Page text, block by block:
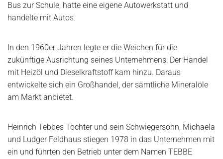
Bus zur Schule, hatte eine eigene Autowerkstatt und
handelte mit Autos.
In den 1960er Jahren legte er die Weichen für die
zukünftige Ausrichtung seines Unternehmens: Der Handel
mit Heizöl und Dieselkraftstoff kam hinzu. Daraus
entwickelte sich ein Großhandel, der sämtliche Mineralöle
am Markt anbietet.
Heinrich Tebbes Tochter und sein Schwiegersohn, Michaela
und Ludger Feldhaus stiegen 1978 in das Unternehmen mit
ein und führten den Betrieb unter dem Namen TEBBE